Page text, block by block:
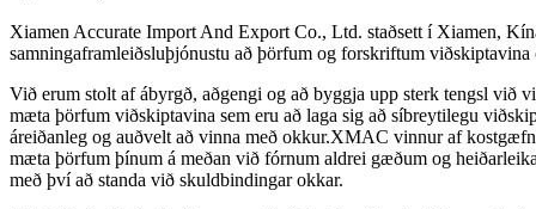
Xiamen Accurate Import And Export Co., Ltd. staðsett í Xiamen,
samningaframleiðsluþjónustu að þörfum og forskriftum viðskiptavina
Við erum stolt af ábyrgð, aðgengi og að byggja upp sterk tengsl við
mæta þörfum viðskiptavina sem eru að laga sig að síbreytilegu
áreiðanleg og auðvelt að vinna með okkur.XMAC vinnur af
mæta þörfum þínum á meðan við fórnum aldrei gæðum og
með því að standa við skuldbindingar okkar.